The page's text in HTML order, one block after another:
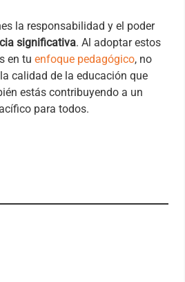
la responsabilidad y el poder
significativa. Al adoptar estos
en tu enfoque pedagógico, no
calidad de la educación que
estás contribuyendo a un
para todos.